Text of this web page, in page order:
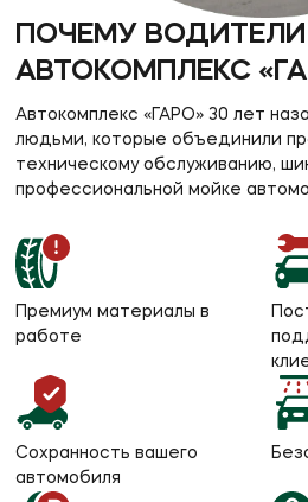
ПОЧЕМУ
АВТОКОМПЛЕКС
Автокомплекс «ГАРО» 30 лет
людьми, которые объединили
техническому обслуживанию,
профессиональной мойке
Премиум материалы в
работе
Сохранность вашего
автомобиля